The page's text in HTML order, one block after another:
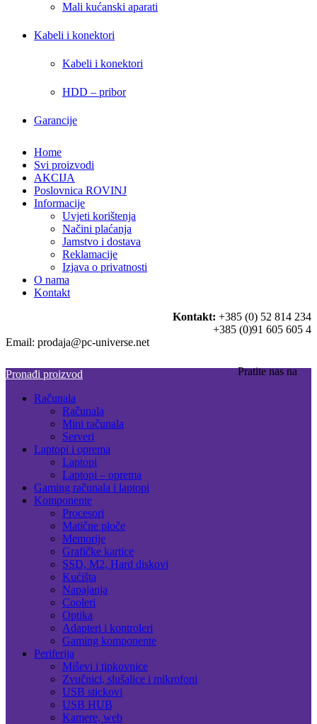
Mali kućanski aparati
Kabeli i konektori
Kabeli i konektori
HDD – pribor
Garancije
Home
Svi proizvodi
AKCIJA
Poslovnica ROVINJ
Informacije
Uvjeti korištenja
Načini plaćanja
Jamstvo i dostava
Reklamacije
Izjava o privatnosti
O nama
Kontakt
Kontakt: +385 (0) 52 814 234
+385 (0)91 605 605 4
Email: prodaja@pc-universe.net
Pratite nas na
Pronađi proizvod
Računala
Računala
Mini računala
Serveri
Laptopi i oprema
Laptopi
Laptopi – oprema
Gaming računala i laptopi
Komponente
Procesori
Matične ploče
Memorije
Grafičke kartice
SSD, M2, Hard diskovi
Kućišta
Napajanja
Cooleri
Optika
Adapteri i kontroleri
Gaming komponente
Periferija
Miševi i tipkovnice
Zvučnici, slušalice i mikrofoni
USB stickovi
USB HUB
Kamere, web